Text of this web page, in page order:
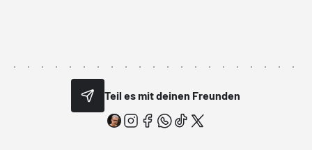
Teil es mit deinen Freunden